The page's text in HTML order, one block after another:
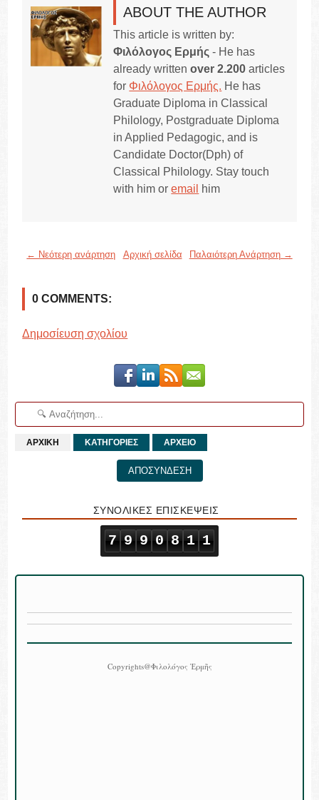
ABOUT THE AUTHOR
This article is written by:
Φιλόλογος Ερμής - He has
already writtenover 2.200 articles
for Φιλόλογος Ερμής. He has
Graduate Diploma in Classical
Philology, Postgraduate Diploma
in Applied Pedagogic, and is
Candidate Doctor(Dph) of
Classical Philology. Stay touch
with him oremail him
← Νεότερη ανάρτηση Παλαιότερη Ανάρτηση →
Αρχική σελίδα
0 COMMENTS:
Δημοσίευση σχολίου
ΑΡΧΙΚΗ ΚΑΤΗΓΟΡΙΕΣ ΑΡΧΕΙΟ
ΑΠΟΣΥΝΔΕΣΗ
ΣΥΝΟΛΙΚΕΣ ΕΠΙΣΚΕΨΕΙΣ
7 9 9 0 8 1 1
Copyrights@Φιλολόγος Ἑρμῆς